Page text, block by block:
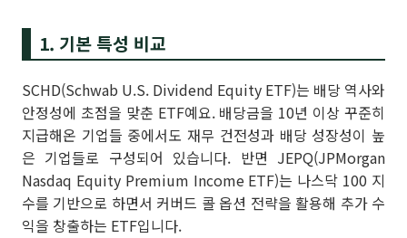
1. 기본 특성 비교
SCHD(Schwab U.S. Dividend Equity ETF)는 배당 역사와
안정성에 초점을 맞춘 ETF예요. 배당금을 10년 이상 꾸준히
지급해온 기업들 중에서도 재무 건전성과 배당 성장성이 높
은 기업들로 구성되어 있습니다. 반면 JEPQ(JPMorgan
Nasdaq Equity Premium Income ETF)는 나스닥 100 지
수를 기반으로 하면서 커버드 콜 옵션 전략을 활용해 추가 수
익을 창출하는 ETF입니다.